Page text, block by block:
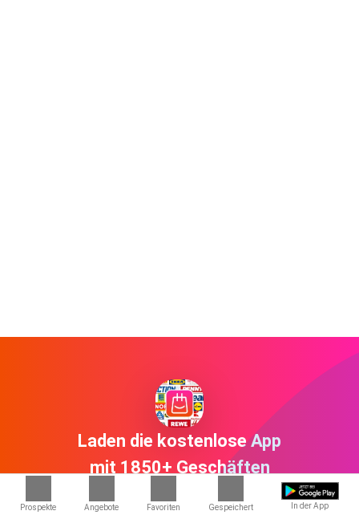
Prospekte Angebote Favoriten Gespeichert In der App
Laden die kostenlose App
mit 1850+ Geschäften